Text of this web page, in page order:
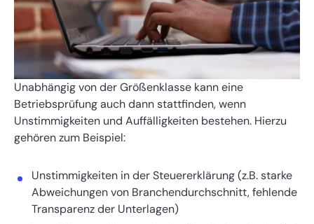
Unabhängig von der Größenklasse kann eine
Betriebsprüfung auch dann stattfinden, wenn
Unstimmigkeiten und Auffälligkeiten bestehen. Hierzu
gehören zum Beispiel:
Unstimmigkeiten in der Steuererklärung (z.B. starke
Abweichungen von Branchendurchschnitt, fehlende
Transparenz der Unterlagen)